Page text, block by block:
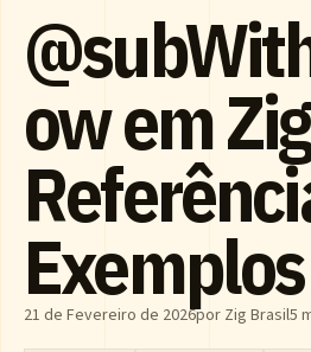
ow em
Exemplos
21 de Fevereiro de 2026por Zig Brasil5